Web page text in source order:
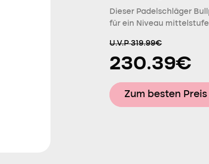
Dieser Padelschläger
für ein Niveau
U.V.P 319.99€
230.39€
Zum besten